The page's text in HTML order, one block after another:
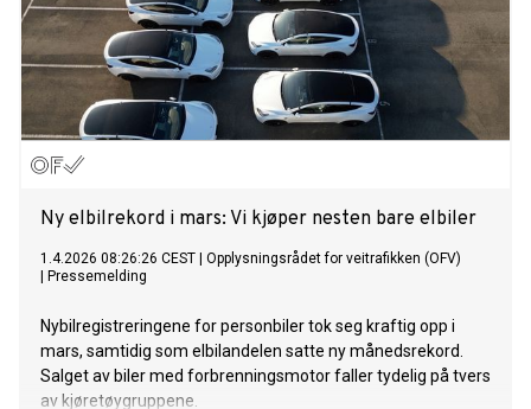
Ny elbilrekord i mars: Vi kjøper nesten bare elbiler
1.4.2026 08:26:26 CEST
Opplysningsrådet for veitrafikken (OFV)
Pressemelding
Nybilregistreringene for personbiler tok seg kraftig opp i
mars, samtidig som elbilandelen satte ny månedsrekord.
Salget av biler med forbrenningsmotor faller tydelig på tvers
av kjøretøygruppene.